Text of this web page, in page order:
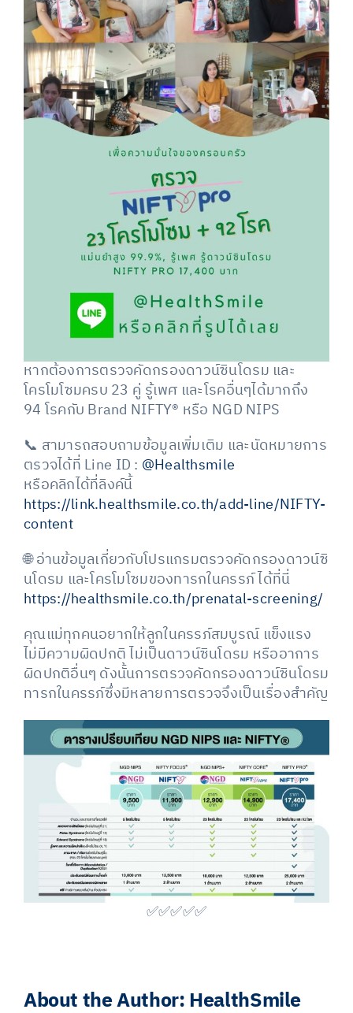
หากต้องการตรวจคัดกรองดาวน์ซินโดรม และ
โครโมโซมครบ 23 คู่ รู้เพศ และโรคอื่นๆได้มากถึง
94 โรคกับ Brand NIFTY®️ หรือ NGD NIPS
📞 สามารถสอบถามข้อมูลเพิ่มเติม และนัดหมายการ
ตรวจได้ที่ Line ID : @Healthsmile
หรือคลิกได้ที่ลิงค์นี้
https://link.healthsmile.co.th/add-line/NIFTY-
content
🌐 อ่านข้อมูลเกี่ยวกับโปรแกรมตรวจคัดกรองดาวน์ซิ
นโดรม และโครโมโซมของทารกในครรภ์ ได้ที่นี่
https://healthsmile.co.th/prenatal-screening/
คุณแม่ทุกคนอยากให้ลูกในครรภ์สมบูรณ์ แข็งแรง
ไม่มีความผิดปกติ ไม่เป็นดาวน์ซินโดรม หรืออาการ
ผิดปกติอื่นๆ ดังนั้นการตรวจคัดกรองดาวน์ซินโดรม
ทารกในครรภ์ซึ่งมีหลายการตรวจจึงเป็นเรื่องสำคัญ
✅✅✅✅✅
About the Author:HealthSmile